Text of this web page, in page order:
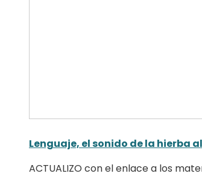
Lenguaje, el sonido de la hierba
ACTUALIZO con el enlace a los